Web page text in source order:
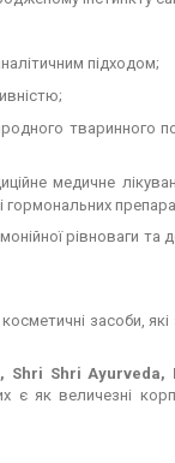
підходом;
тваринного
медичне
гормональних
рівноваги
засоби,
Shri Shri Ayurveda,
як величезні